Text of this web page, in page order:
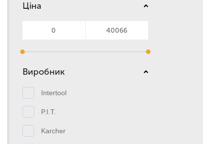
Ціна
Виробник
Intertool
P.I.T.
Karcher